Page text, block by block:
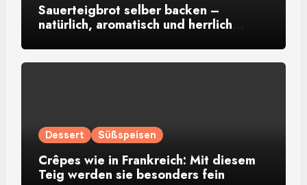
Sauerteigbrot selber backen –
natürlich, aromatisch und herrlich
Dessert Süßspeisen
Crêpes wie in Frankreich: Mit diesem
Teig werden sie besonders fein